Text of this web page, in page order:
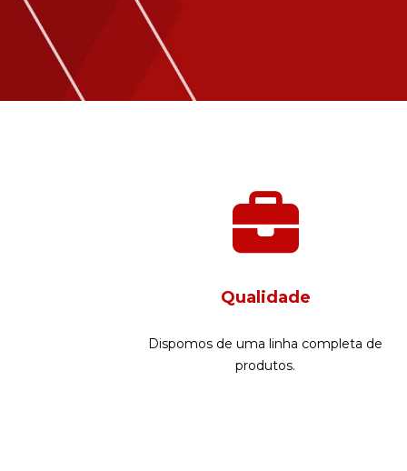
Qualidade
Dispomos de uma linha completa de
produtos.